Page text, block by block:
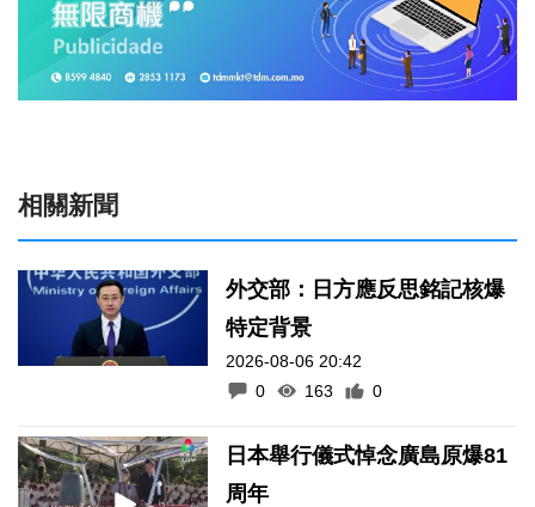
相關新聞
外交部：日方應反思銘記核爆
特定背景
2026-08-06 20:42
0
163 0
日本舉行儀式悼念廣島原爆81
周年